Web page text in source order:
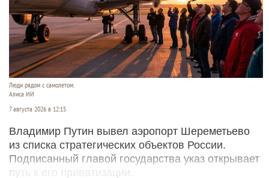
Люди рядом с самолетом.
Алиса ИИ
7 августа 2026 в 12:15
Владимир Путин вывел аэропорт Шереметьево
из списка стратегических объектов России.
Подписанный главой государства указ открывает
путь к его приватизации.